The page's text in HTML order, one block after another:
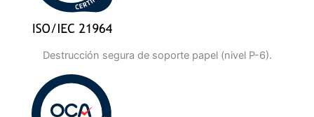
Destrucción segura de soporte papel (nivel P-6).